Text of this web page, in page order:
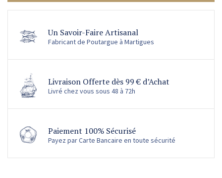
Un Savoir-Faire Artisanal
Fabricant de Poutargue à Martigues
Livraison Offerte dès 99 € d’Achat
Livré chez vous sous 48 à 72h
Paiement 100% Sécurisé
Payez par Carte Bancaire en toute sécurité